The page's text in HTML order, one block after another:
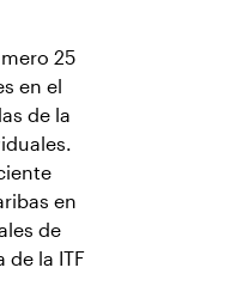
25
en el
de la
en
de
de la ITF